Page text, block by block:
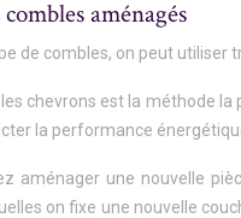
aménagés
de combles, on peut
les chevrons est la méthode
la performance
aménager une nouvelle
on fixe une nouvelle